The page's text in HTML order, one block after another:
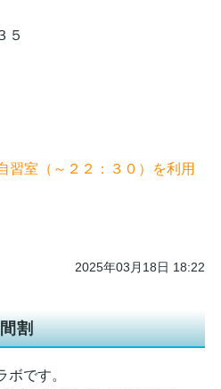
５
習室（～２２：３０）を利用
2025年03月18日 18:22
割
ボです。